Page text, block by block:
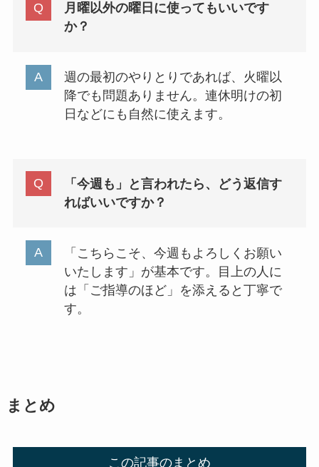
月曜以外の曜日に使ってもいいです
か？
週の最初のやりとりであれば、火曜以
降でも問題ありません。連休明けの初
日などにも自然に使えます。
「今週も」と言われたら、どう返信す
ればいいですか？
「こちらこそ、今週もよろしくお願い
いたします」が基本です。目上の人に
は「ご指導のほど」を添えると丁寧で
す。
まとめ
この記事のまとめ